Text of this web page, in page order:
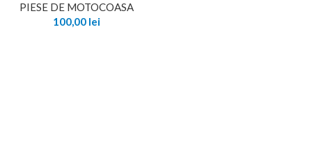
PIESE DE MOTOCOASA
100,00 lei